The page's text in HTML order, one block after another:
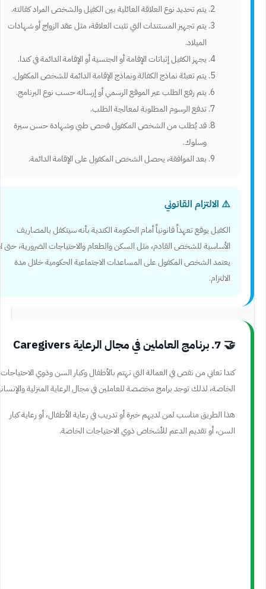
يتم تحديد نوع العلاقة العائلية بين الكفيل والشخص المراد كفالته.
يتم تجهيز المستندات التي تثبت العلاقة، مثل عقد الزواج أو شهادات
الميلاد.
يجهز الكفيل إثباتات الإقامة أو الجنسية أو الإقامة الدائمة في كندا.
يتم تعبئة نماذج الكفالة ونماذج الإقامة الدائمة للشخص المكفول.
يتم رفع الطلب عبر الموقع الرسمي أو إرساله حسب نوع البرنامج.
تدفع الرسوم المطلوبة لمعالجة الطلب.
قد يُطلب من الشخص المكفول فحص طبي وشهادة حسن سيرة
وسلوك.
بعد الموافقة، يحصل الشخص المكفول على الإقامة الدائمة.
⚠️ الالتزام القانوني
الكفيل يوقع تعهداً قانونياً أمام الحكومة الكندية بأنه سيتكفل بالمصاريف
الأساسية للشخص القادم، مثل السكن والطعام والاحتياجات الضرورية، حتى
يعتمد الشخص المكفول على المساعدات الاجتماعية الحكومية خلال مدة
الالتزام.
🤝 7. برنامج العاملين في مجال الرعاية Caregivers
كندا تعاني من نقص في العمالة التي تهتم بالأطفال وكبار السن وذوي الاحتياجات
الخاصة، لذلك توجد برامج مخصصة للعاملين في مجال الرعاية المنزلية
هذا الطريق مناسب لمن لديهم خبرة أو تدريب في رعاية الأطفال، أو رعاية كبار
السن، أو تقديم الدعم للأشخاص ذوي الاحتياجات الخاصة.